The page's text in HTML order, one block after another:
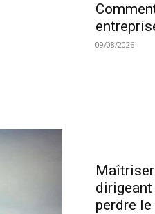
09/08/2026
dirigeant
perdre